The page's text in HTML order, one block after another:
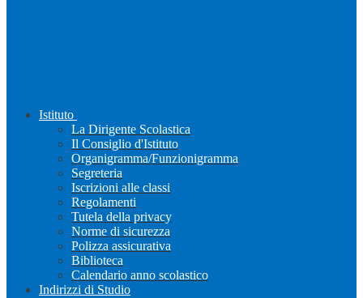
Istituto
La Dirigente Scolastica
Il Consiglio d'Istituto
Organigramma/Funzionigramma
Segreteria
Iscrizioni alle classi
Regolamenti
Tutela della privacy
Norme di sicurezza
Polizza assicurativa
Biblioteca
Calendario anno scolastico
Indirizzi di Studio